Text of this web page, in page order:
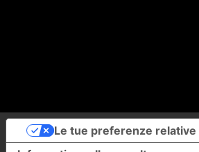
Le tue preferenze relative